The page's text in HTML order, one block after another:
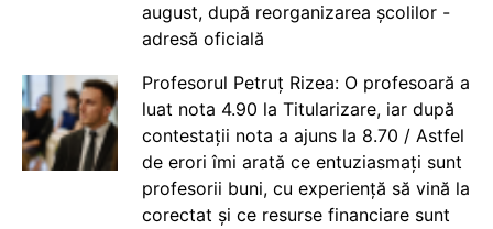
august, după reorganizarea școlilor -
adresă oficială
Profesorul Petruț Rizea: O profesoară a
luat nota 4.90 la Titularizare, iar după
contestații nota a ajuns la 8.70 / Astfel
de erori îmi arată ce entuziasmați sunt
profesorii buni, cu experiență să vină la
corectat și ce resurse financiare sunt